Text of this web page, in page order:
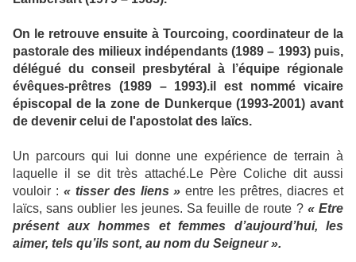
On le retrouve ensuite à Tourcoing, coordinateur de la
pastorale des milieux indépendants (1989 – 1993) puis,
délégué du conseil presbytéral à l’équipe régionale
évêques-prêtres (1989 – 1993).il est nommé vicaire
épiscopal de la zone de Dunkerque (1993-2001) avant
de devenir celui de l'apostolat des laïcs.
Un parcours qui lui donne une expérience de terrain à
laquelle il se dit très attaché. Le Père Coliche dit aussi
vouloir : « tisser des liens » entre les prêtres, diacres et
laïcs, sans oublier les jeunes. Sa feuille de route ? « Etre
présent aux hommes et femmes d’aujourd’hui, les
aimer, tels qu’ils sont, au nom du Seigneur ».